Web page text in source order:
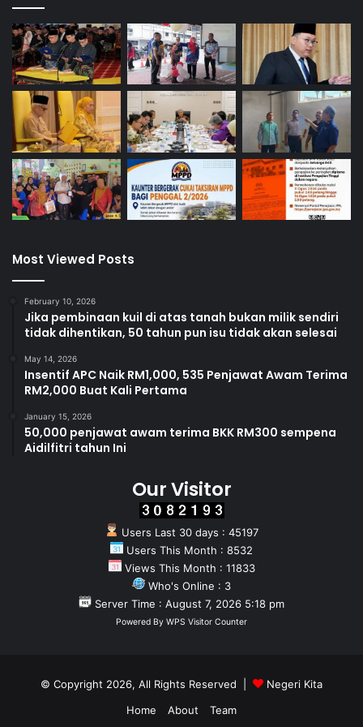
e
r
e
m
b
a
n
Most Viewed Posts
February 10, 2026
Jika pembinaan kuil di atas tanah bukan milik sendiri
tidak dihentikan, 50 tahun pun isu tidak akan selesai
May 14, 2026
Insentif APC Naik RM1,000, 535 Penjawat Awam Terima
RM2,000 Buat Kali Pertama
January 15, 2026
50,000 penjawat awam terima BKK RM300 sempena
Aidilfitri tahun Ini
Our Visitor
Users Last 30 days : 45197
Users This Month : 8532
Views This Month : 11833
Who's Online : 3
Server Time : August 7, 2026 5:18 pm
Powered By WPS Visitor Counter
© Copyright 2026, All Rights Reserved |
Negeri Kita
Home
About Team